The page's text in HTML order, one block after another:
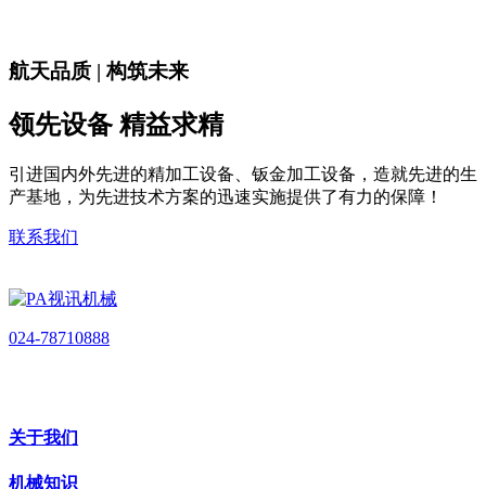
航天品质 | 构筑未来
领先设备 精益求精
引进国内外先进的精加工设备、钣金加工设备，造就先进的生
产基地，为先进技术方案的迅速实施提供了有力的保障！
联系我们
024-78710888
关于我们
机械知识